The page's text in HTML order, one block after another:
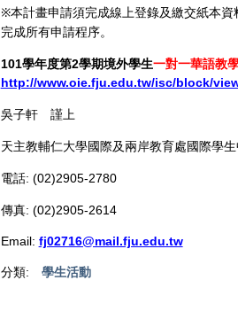
※本計畫申請須完成線上登錄及繳交紙本
完成所有申請程序。
101學年度第2學期境外學生一對一華語教
http://www.oie.fju.edu.tw/isc/block/
吳子軒 謹上
天主教輔仁大學國際及兩岸教育處國際學
電話: (02)2905-2780
傳真: (02)2905-2614
Email: fj02716@mail.fju.edu.tw
分類: 學生活動